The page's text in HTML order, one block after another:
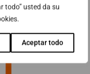
todo” usted da su
Aceptar todo